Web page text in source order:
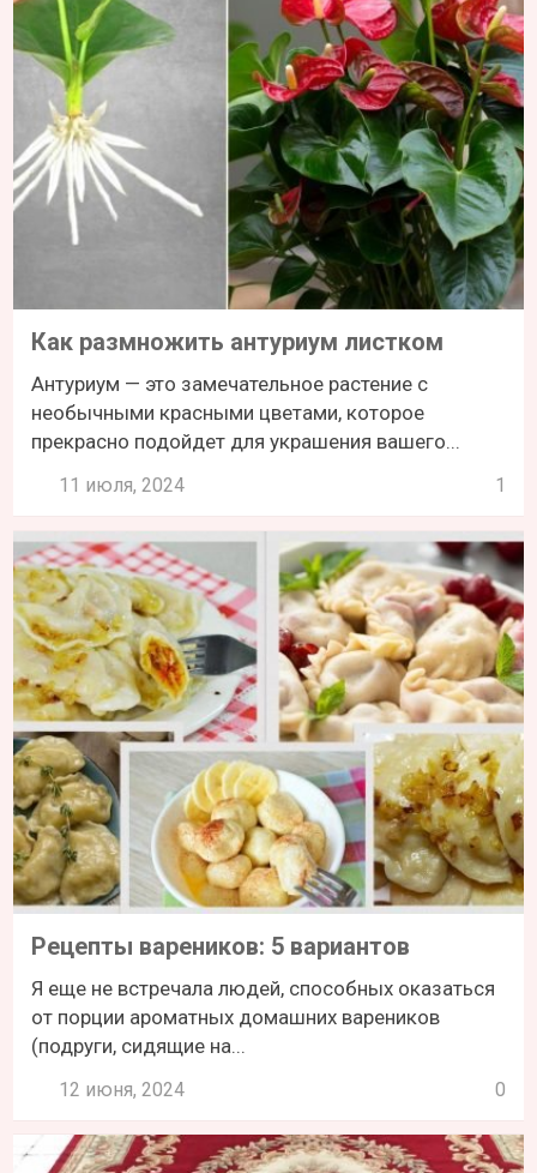
Как размножить антуриум листком
Антуриум — это замечательное растение с
необычными красными цветами, которое
прекрасно подойдет для украшения вашего...
11 июля, 2024 1
Рецепты вареников: 5 вариантов
Я еще не встречала людей, способных оказаться
от порции ароматных домашних вареников
(подруги, сидящие на...
12 июня, 2024 0